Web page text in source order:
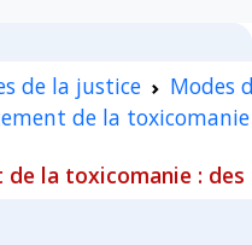
de la justice
Modes
de la toxicomanie
la toxicomanie :